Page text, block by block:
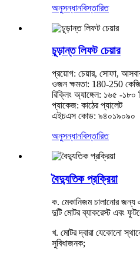
অনুসন্ধানবিস্তারিত
চূড়ান্ত লিফট চেয়ার
প্রয়োগ: চেয়ার, সোফা,
ওজন ক্ষমতা: 180-250
রিক্লিং অ্যাঙ্গেল: ১৬৫ -১৮০
প্যাকেজ: কাঠের প্যালেট
এইচএস কোড: ৯৪০১৯০৯০
অনুসন্ধানবিস্তারিত
বৈদ্যুতিক প্রক্রিয়া
ক. মেকানিজম চালানোর জন্য
দুটি মোটর ব্যাকরেস্ট এবং
খ. মোটর দ্বারা যেকোনো
সুবিধাজনক;